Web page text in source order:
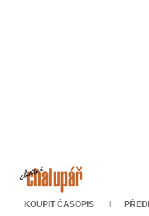
KOUPIT ČASOPIS